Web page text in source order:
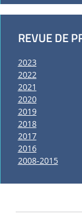
REVUE DE
2023
2022
2021
2020
2019
2018
2017
2016
2008-2015